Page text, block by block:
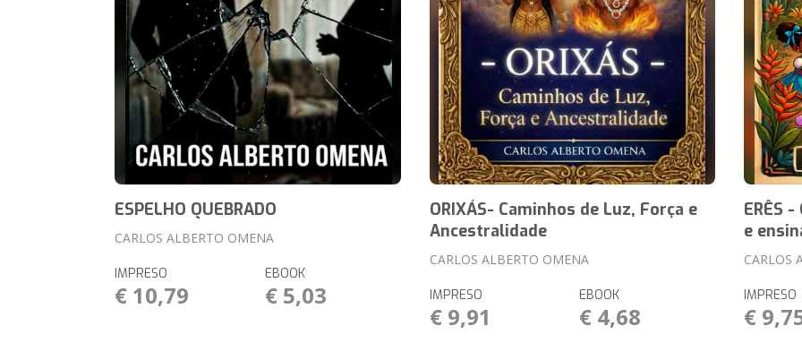
ESPELHO QUEBRADO
CARLOS ALBERTO OMENA
IMPRESO
€ 10,79
EBOOK
€ 5,03
ORIXÁS- Caminhos de Luz, Força e
Ancestralidade
CARLOS ALBERTO OMENA
IMPRESO
€ 9,91
EBOOK
€ 4,68
ERÊS
e
CARLOS
IMPRESO
€